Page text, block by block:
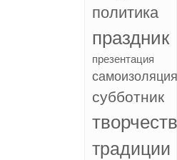
политика
праздник
презентация
субботник
традиции